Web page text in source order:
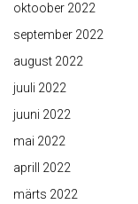
oktoober 2022
september 2022
august 2022
juuli 2022
juuni 2022
mai 2022
aprill 2022
märts 2022